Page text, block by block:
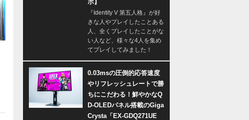
ポ】
『Identity V 第五人格』が好
きな人やプレイしたことある
人、全くプレイしたことがな
い人など、様々な4人を集め
てプレイしてみました！
0.03msの圧倒的応答速度
やリフレッシュレートで勝
ちにこだわる！鮮やかなQ
D-OLEDパネル搭載のGiga
Crysta「EX-GDQ271UE